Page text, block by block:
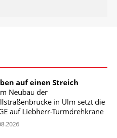
auf einen Streich
Neubau der
in Ulm setzt die
auf Liebherr-Turmdrehkrane